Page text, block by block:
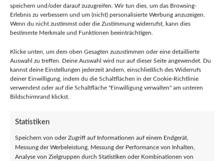
speichern und/oder darauf zuzugreifen. Wir tun dies, um das Browsing-
Erlebnis zu verbessern und um (nicht) personalisierte Werbung anzuzeigen.
Wenn du nicht zustimmst oder die Zustimmung widerrufst, kann dies
bestimmte Merkmale und Funktionen beeinträchtigen.
Klicke unten, um dem oben Gesagten zuzustimmen oder eine detaillierte
Auswahl zu treffen. Deine Auswahl wird nur auf dieser Seite angewendet. Du
kannst deine Einstellungen jederzeit ändern, einschließlich des Widerrufs
deiner Einwilligung, indem du die Schaltflächen in der Cookie-Richtlinie
verwendest oder auf die Schaltfläche "Einwilligung verwalten" am unteren
Bildschirmrand klickst.
Statistiken
Speichern von oder Zugriff auf Informationen auf einem Endgerät,
Messung der Werbeleistung, Messung der Performance von Inhalten,
Analyse von Zielgruppen durch Statistiken oder Kombinationen von